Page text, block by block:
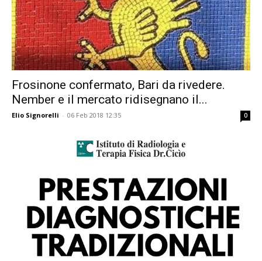
Frosinone confermato, Bari da rivedere.
Nember e il mercato ridisegnano il...
Elio Signorelli - 06 Feb 2018 12:35 0